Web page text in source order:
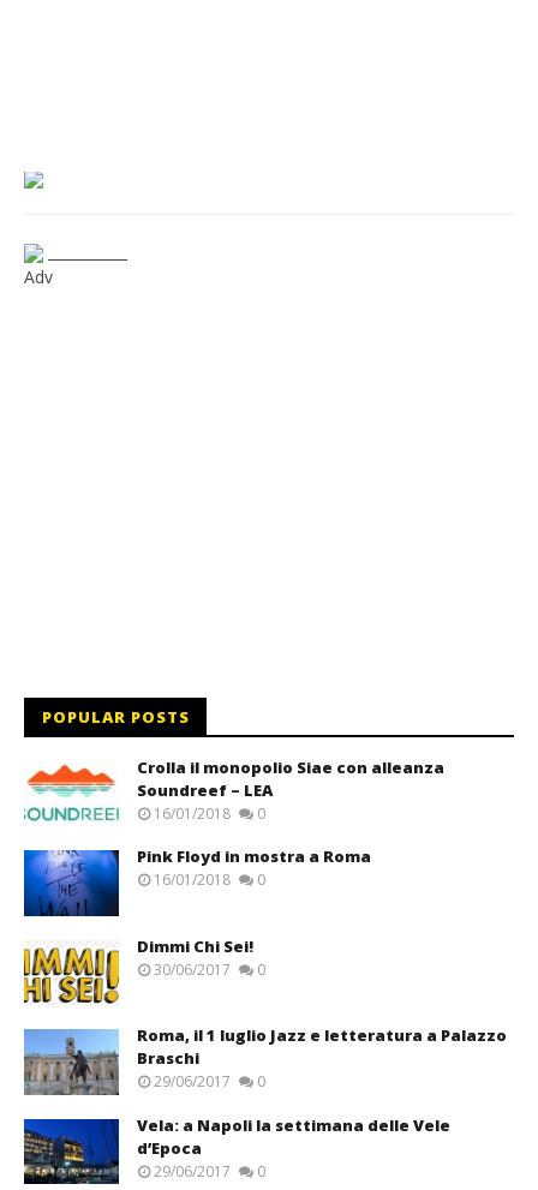
Adv
POPULAR POSTS
Crolla il monopolio Siae con alleanza
Soundreef – LEA
16/01/2018 0
Pink Floyd in mostra a Roma
16/01/2018 0
Dimmi Chi Sei!
30/06/2017 0
Roma, il 1 luglio Jazz e letteratura a Palazzo
Braschi
29/06/2017 0
Vela: a Napoli la settimana delle Vele
d’Epoca
29/06/2017 0